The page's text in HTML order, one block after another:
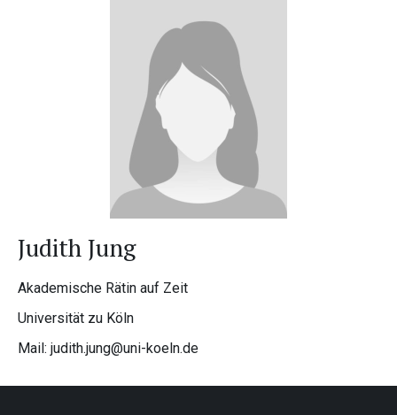
Judith Jung
Akademische Rätin auf Zeit
Universität zu Köln
Mail: judith.jung@uni-koeln.de